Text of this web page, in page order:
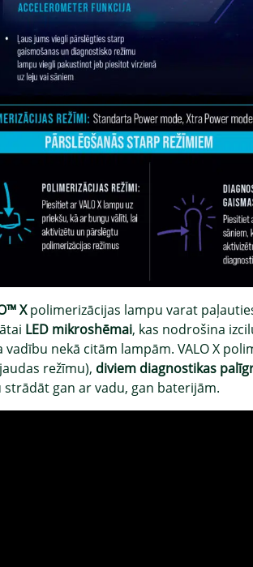
™Xpolimerizācijas lampu varat
LED mikroshēmai, kas nodrošina
vadību nekā citām lampām. VALO X
režīmu), diviem diagnostikas
strādāt gan ar vadu, gan baterijām.